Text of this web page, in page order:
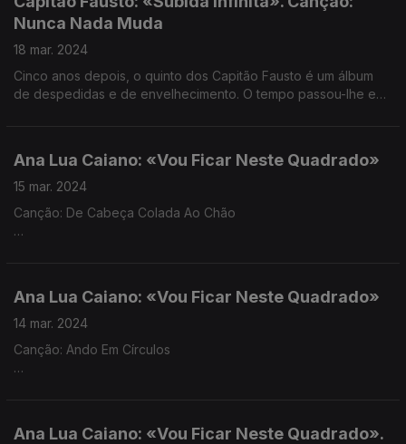
Nunca Nada Muda
18 mar. 2024
Cinco anos depois, o quinto dos Capitão Fausto é um álbum
de despedidas e de envelhecimento. O tempo passou-lhe em
Ana Lua Caiano: «Vou Ficar Neste Quadrado»
15 mar. 2024
Canção: De Cabeça Colada Ao Chão
Ana Lua Caiano: «Vou Ficar Neste Quadrado»
14 mar. 2024
Canção: Ando Em Círculos
Ana Lua Caiano: «Vou Ficar Neste Quadrado».